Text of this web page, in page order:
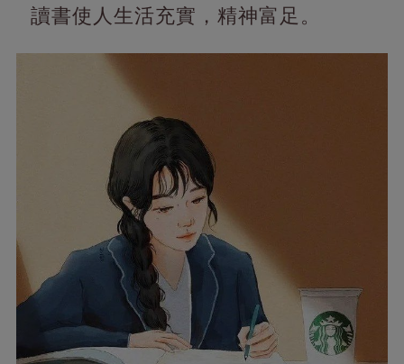
讀書使人生活充實，精神富足。